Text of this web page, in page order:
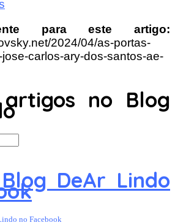
para este artigo:
2024/04/as-portas-
carlos-ary-dos-santos-ae-
artigos no Blog
DeAr Lindo
no Facebook